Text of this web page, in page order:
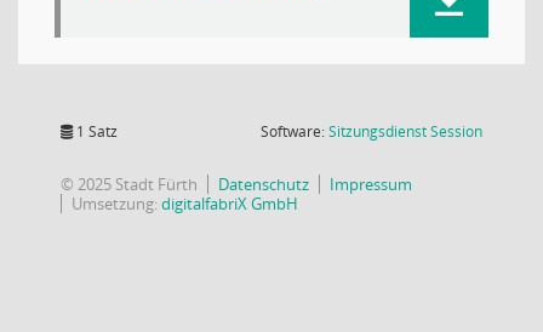
1 Satz Software:SitzungsdienstSession(Wird in
© 2025 Stadt Fürth Datenschutz
Impressum
Umsetzung:digitalfabriX GmbH